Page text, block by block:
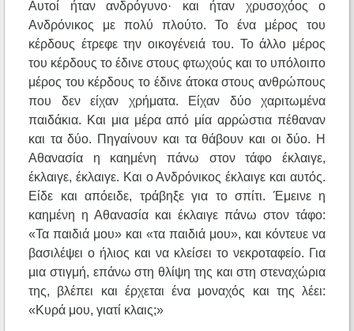
Αυτοί ήταν ανδρόγυνο· και ήταν χρυσοχόος ο
Ανδρόνικος με πολύ πλούτο. Το ένα μέρος του
κέρδους έτρεφε την οικογένειά του. Το άλλο μέρος
του κέρδους το έδινε στους φτωχούς και το υπόλοιπο
μέρος του κέρδους το έδινε άτοκα στους ανθρώπους
που δεν είχαν χρήματα. Είχαν δύο χαριτωμένα
παιδάκια. Και μια μέρα από μία αρρώστια πέθαναν
και τα δύο. Πηγαίνουν και τα θάβουν και οι δύο. Η
Αθανασία η καημένη πάνω στον τάφο έκλαιγε,
έκλαιγε, έκλαιγε. Και ο Ανδρόνικος έκλαιγε και αυτός.
Είδε και απόειδε, τράβηξε για το σπίτι. Έμεινε η
καημένη η Αθανασία και έκλαιγε πάνω στον τάφο:
«Τα παιδιά μου» και «τα παιδιά μου», και κόντευε να
βασιλέψει ο ήλιος και να κλείσει το νεκροταφείο. Για
μια στιγμή, επάνω στη θλίψη της και στη στεναχώρια
της, βλέπει και έρχεται ένα μοναχός και της λέει:
«Κυρά μου, γιατί κλαις;»